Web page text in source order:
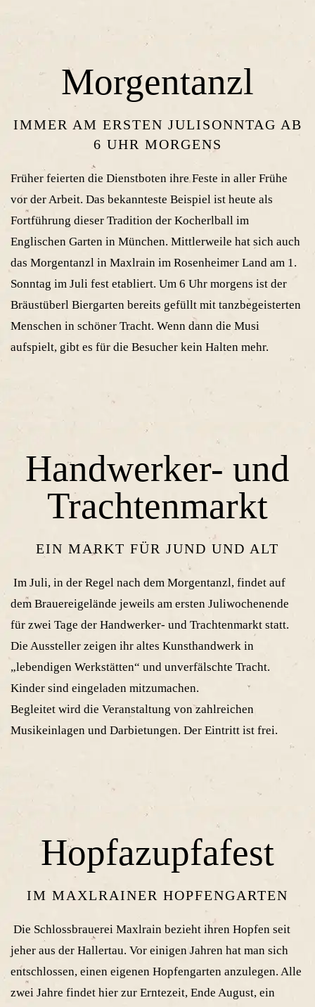
Morgentanzl
IMMER AM ERSTEN JULISONNTAG AB
6 UHR MORGENS
Früher feierten die Dienstboten ihre Feste in aller Frühe
vor der Arbeit. Das bekannteste Beispiel ist heute als
Fortführung dieser Tradition der Kocherlball im
Englischen Garten in München. Mittlerweile hat sich auch
das Morgentanzl in Maxlrain im Rosenheimer Land am 1.
Sonntag im Juli fest etabliert. Um 6 Uhr morgens ist der
Bräustüberl Biergarten bereits gefüllt mit tanzbegeisterten
Menschen in schöner Tracht. Wenn dann die Musi
aufspielt, gibt es für die Besucher kein Halten mehr.
Handwerker- und
Trachtenmarkt
EIN MARKT FÜR JUND UND ALT
Im Juli, in der Regel nach dem Morgentanzl, findet auf
dem Brauereigelände jeweils am ersten Juliwochenende
für zwei Tage der Handwerker- und Trachtenmarkt statt.
Die Aussteller zeigen ihr altes Kunsthandwerk in
„lebendigen Werkstätten“ und unverfälschte Tracht.
Kinder sind eingeladen mitzumachen.
Begleitet wird die Veranstaltung von zahlreichen
Musikeinlagen und Darbietungen. Der Eintritt ist frei.
Hopfazupfafest
IM MAXLRAINER HOPFENGARTEN
Die Schlossbrauerei Maxlrain bezieht ihren Hopfen seit
jeher aus der Hallertau. Vor einigen Jahren hat man sich
entschlossen, einen eigenen Hopfengarten anzulegen. Alle
zwei Jahre findet hier zur Erntezeit, Ende August, ein